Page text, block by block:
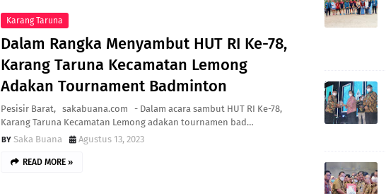
Karang Taruna
Dalam Rangka Menyambut HUT RI Ke-78,
Karang Taruna Kecamatan Lemong
Adakan Tournament Badminton
Pesisir Barat, sakabuana.com - Dalam acara sambut HUT RI Ke-78,
Karang Taruna Kecamatan Lemong adakan tournamen bad…
Saka Buana
Agustus 13, 2023
READ MORE »